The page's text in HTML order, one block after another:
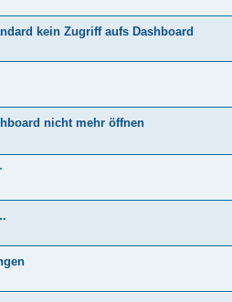
kein Zugriff aufs Dashboard
nicht mehr öffnen